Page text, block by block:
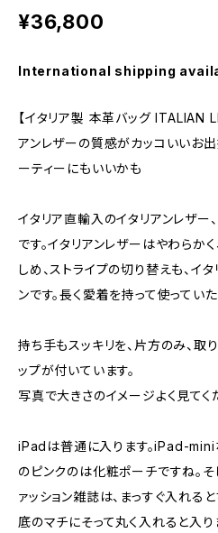
¥36,800
International shipping
【イタリア製 本革バッグ ITALIAN
アンレザーの質感がカッコいいお
ーティーにもいいかも
イタリア直輸入のイタリアンレザー
です。イタリアンレザーはやわらか
しめ、ストライプの切り替えも、イ
ンです。長く愛着を持って使っていた
持ち手もスッキリを、片方のみ、取
ップが付いています。
写真で大きさのイメージよく見てく
iPadは普通に入ります。iPad-mini
のピンクのは化粧ポーチですね。
ァッション雑誌は、まっすぐ入れる
底のマチにそって丸く入れると入り